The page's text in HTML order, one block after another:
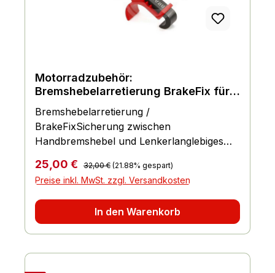
Motorradzubehör:
Bremshebelarretierung BrakeFix für
Bremshebelarretierung /
BrakeFixSicherung zwischen
Handbremshebel und Lenkerlanglebiges
Motorrad geeignet
Verkaufspreis:
25,00 € Regulärer Preis:
32,00 € (21.88% gespart)
Preise inkl. MwSt. zzgl. Versandkosten
In den Warenkorb